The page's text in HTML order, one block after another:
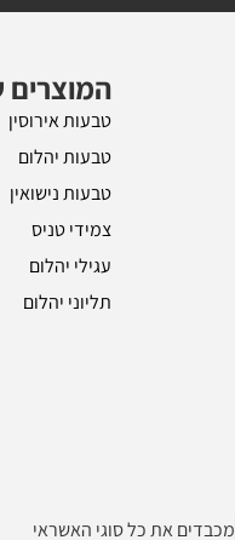
המוצרים
טבעות אירוסין
טבעות יהלום
טבעות נישואין
צמידי טניס
עגילי יהלום
תליוני יהלום
מכבדים את כל סוגי האשראי